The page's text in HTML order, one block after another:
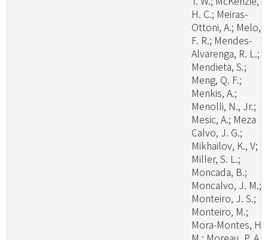
H. C.; Meiras-
Ottoni, A.; Melo,
F. R.; Mendes-
Alvarenga, R. L.;
Mendieta, S.;
Meng, Q. F.;
Menkis, A.;
Menolli, N., Jr.;
Mesic, A.; Meza
Calvo, J. G.;
Mikhailov, K., V;
Miller, S. L.;
Moncada, B.;
Moncalvo, J. M.;
Monteiro, J. S.;
Monteiro, M.;
Mora-Montes, H.